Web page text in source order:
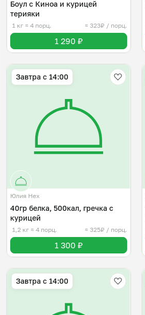
Боул с Киноа и курицей
терияки
1 кг ≈ 4 порц. ≈ 323₽ / порц.
1 290 ₽
Завтра c 14:00
Юлия Нех
40гр белка, 500кал, гречка с
курицей
1,2 кг ≈ 4 порц. ≈ 325₽ / порц.
1 300 ₽
Завтра c 14:00